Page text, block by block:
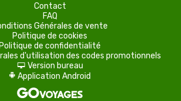
Contact
FAQ
Générales de vente
Politique de cookies
Politique de confidentialité
d'utilisation des codes promotionnels
d Version bureau
A Application Android